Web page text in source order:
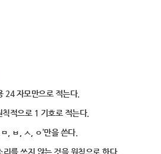
24 자모만으로 적는다.
적으로 1 기호로 적는다.
, ㅂ, ㅅ, ㅇ’만을 쓴다.
를 쓰지 않는 것을 원칙으로 한다.